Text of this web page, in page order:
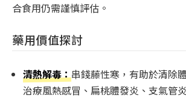
合食用仍需謹慎評估。
藥用價值探討
清熱解毒：串錢藤性寒，有助於清除
治療風熱感冒、扁桃體發炎、支氣管